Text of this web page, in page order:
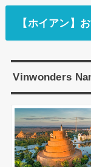
【ホイアン】
Vinwonders